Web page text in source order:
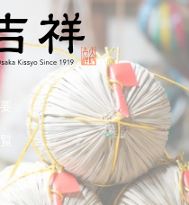
トア